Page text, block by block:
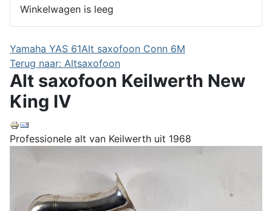
Winkelwagen is leeg
Yamaha YAS 61Alt saxofoon Conn 6M
Terug naar: Altsaxofoon
Alt saxofoon Keilwerth New
King IV
Professionele alt van Keilwerth uit 1968